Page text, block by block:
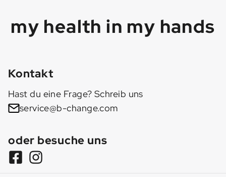
my health in my hands
Kontakt
Hast du eine Frage? Schreib uns
service@b-change.com
oder besuche uns